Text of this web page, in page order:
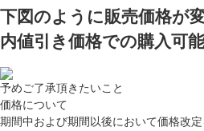
下図のように販売価格が
内値引き価格での購入可
予めご了承頂きたいこと
価格について
期間中および期間以後において価格改